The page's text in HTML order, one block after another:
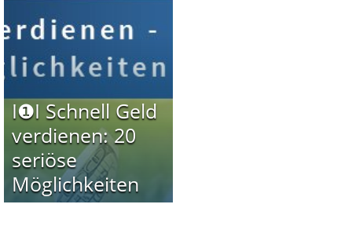
I❶I Schnell Geld
verdienen: 20
seriöse
Möglichkeiten